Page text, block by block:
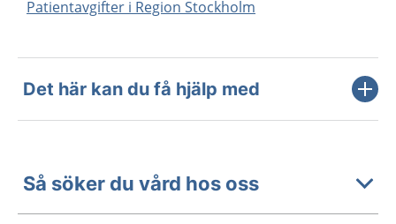
Patientavgifter i Region Stockholm
Det här kan du få hjälp med
Så söker du vård hos oss